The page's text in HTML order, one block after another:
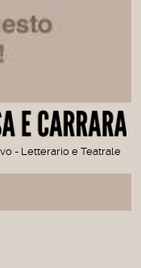
- Letterario e Teatrale